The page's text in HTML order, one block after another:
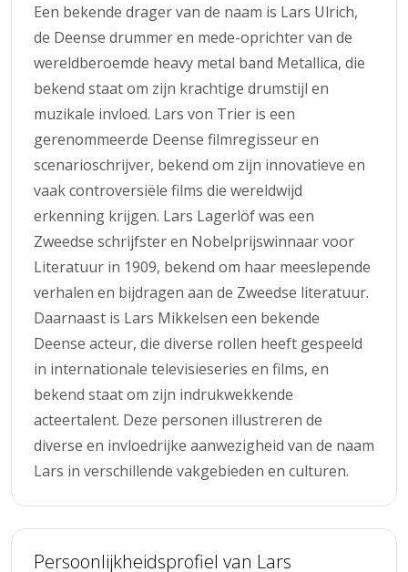
Een bekende drager van de naam is Lars Ulrich,
de Deense drummer en mede-oprichter van de
wereldberoemde heavy metal band Metallica, die
bekend staat om zijn krachtige drumstijl en
muzikale invloed. Lars von Trier is een
gerenommeerde Deense filmregisseur en
scenarioschrijver, bekend om zijn innovatieve en
vaak controversiële films die wereldwijd
erkenning krijgen. Lars Lagerlöf was een
Zweedse schrijfster en Nobelprijswinnaar voor
Literatuur in 1909, bekend om haar meeslepende
verhalen en bijdragen aan de Zweedse literatuur.
Daarnaast is Lars Mikkelsen een bekende
Deense acteur, die diverse rollen heeft gespeeld
in internationale televisieseries en films, en
bekend staat om zijn indrukwekkende
acteertalent. Deze personen illustreren de
diverse en invloedrijke aanwezigheid van de naam
Lars in verschillende vakgebieden en culturen.
Persoonlijkheidsprofiel van Lars